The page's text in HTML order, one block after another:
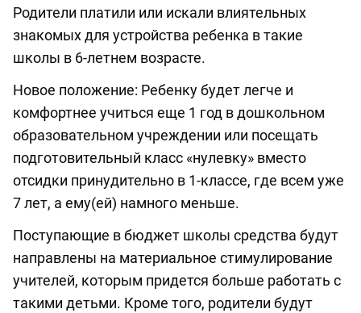
Родители платили или искали влиятельных
знакомых для устройства ребенка в такие
школы в 6-летнем возрасте.
Новое положение: Ребенку будет легче и
комфортнее учиться еще 1 год в дошкольном
образовательном учреждении или посещать
подготовительный класс «нулевку» вместо
отсидки принудительно в 1-классе, где всем уже
7 лет, а ему(ей) намного меньше.
Поступающие в бюджет школы средства будут
направлены на материальное стимулирование
учителей, которым придется больше работать с
такими детьми. Кроме того, родители будут